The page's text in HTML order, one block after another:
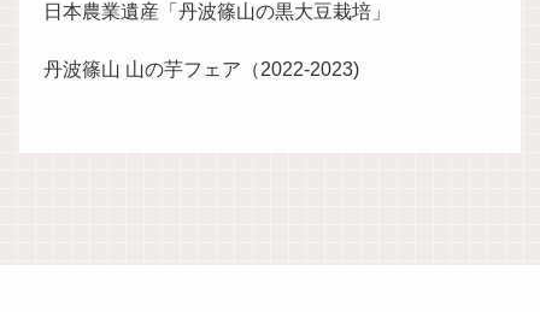
日本農業遺産「丹波篠山の黒大豆栽培」
丹波篠山 山の芋フェア（2022-2023)